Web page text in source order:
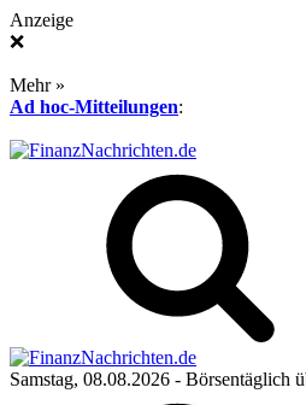
Anzeige
❌
Mehr »
Ad hoc-Mitteilungen:
Samstag, 08.08.2026 - Börsentäglich